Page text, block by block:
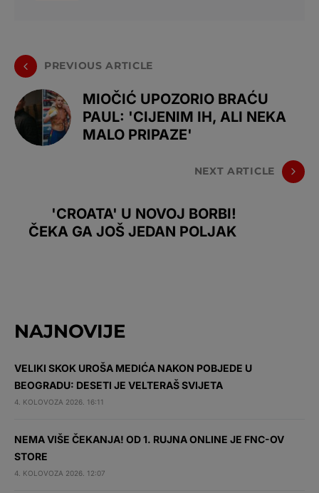
PREVIOUS ARTICLE
MIOČIĆ UPOZORIO BRAĆU
PAUL: 'CIJENIM IH, ALI NEKA
MALO PRIPAZE'
NEXT ARTICLE
'CROATA' U NOVOJ BORBI!
ČEKA GA JOŠ JEDAN POLJAK
NAJNOVIJE
VELIKI SKOK UROŠA MEDIĆA NAKON POBJEDE U
BEOGRADU: DESETI JE VELTERAŠ SVIJETA
4. KOLOVOZA 2026. 16:11
NEMA VIŠE ČEKANJA! OD 1. RUJNA ONLINE JE FNC-OV
STORE
4. KOLOVOZA 2026. 12:07